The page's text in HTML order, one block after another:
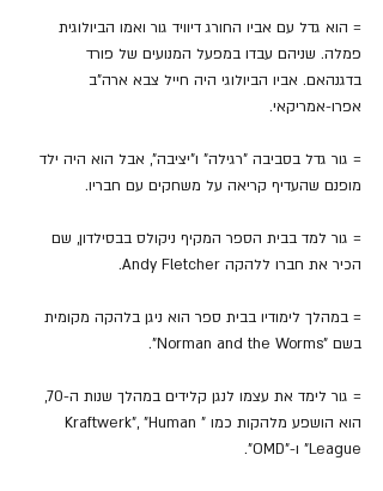
= הוא גדל עם אביו החורג דיוויד גור ואמו הביולוגית
פמלה. שניהם עבדו במפעל המנועים של פורד
בדגנהאם. אביו הביולוגי היה חייל צבא ארה"ב
אפרו-אמריקאי.
= גור גדל בסביבה "רגילה" ו"יציבה", אבל הוא היה ילד
מופנם שהעדיף קריאה על משחקים עם חבריו.
= גור למד בבית הספר המקיף ניקולס בבסילדון, שם
הכיר את חברו ללהקה Andy Fletcher.
= במהלך לימודיו בבית ספר הוא ניגן בלהקה מקומית
בשם "Norman and the Worms".
= גור לימד את עצמו לנגן קלידים במהלך שנות ה-70,
הוא הושפע מלהקות כמו "Kraftwerk", "Human
League" ו-"OMD".